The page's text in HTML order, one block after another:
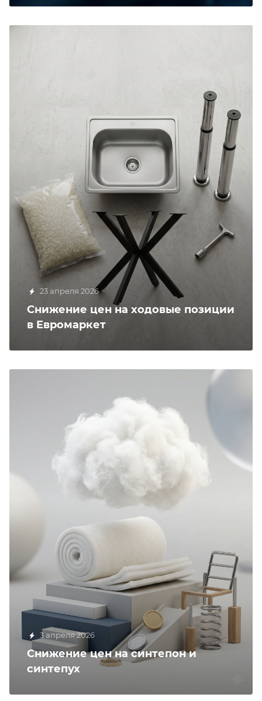
23 апреля 2026
Снижение цен на ходовые позиции
в Евромаркет
3 апреля 2026
Снижение цен на синтепон и
синтепух